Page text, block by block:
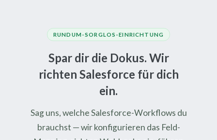
RUNDUM-SORGLOS-EINRICHTUNG
Spar dir die Dokus. Wir
richten Salesforce für dich
ein.
Sag uns, welche Salesforce-Workflows du
brauchst — wir konfigurieren das Feld-